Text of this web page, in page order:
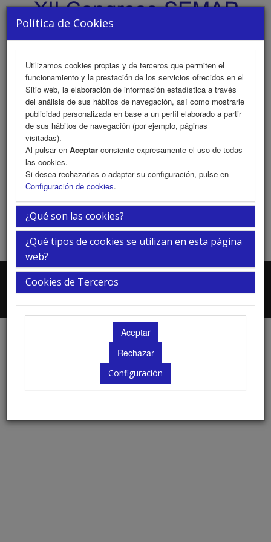
Política de Cookies
Utilizamos cookies propias y de terceros que permiten el
funcionamiento y la prestación de los servicios ofrecidos en el
Sitio web, la elaboración de información estadística a través
del análisis de sus hábitos de navegación, así como mostrarle
publicidad personalizada en base a un perfil elaborado a partir
de sus hábitos de navegación (por ejemplo, páginas
visitadas).
Al pulsar en Aceptar consiente expresamente el uso de todas
las cookies.
Si desea rechazarlas o adaptar su configuración, pulse en
Configuración de cookies.
¿Qué son las cookies?
¿Qué tipos de cookies se utilizan en esta página
web?
Cookies de Terceros
Configuración
MENU
La Ciudad
Próximamente
2026 © Todos los derechos Reservados